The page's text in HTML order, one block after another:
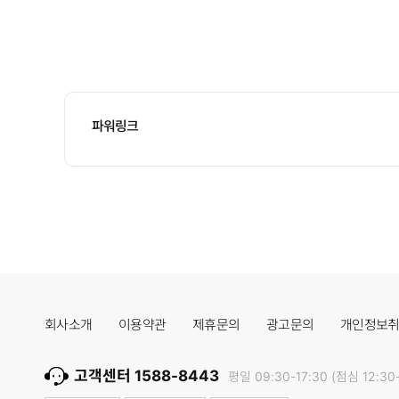
파워링크
회사소개 이용약관 제휴문의 광고문의 개인정보
고객센터 1588-8443 평일 09:30-17:30 (점심